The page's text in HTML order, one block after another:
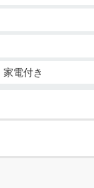
電付き